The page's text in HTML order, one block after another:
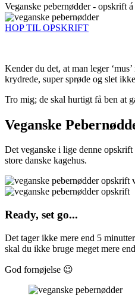
Veganske pebernødder - opskrift
HOP TIL OPSKRIFT
Kender du det, at man leger
krydrede, super sprøde og slet
Tro mig; de skal hurtigt få ben at
Veganske
Det veganske i lige denne opskrift
store danske kagehus.
Ready, set go...
Det tager ikke mere end 5
skal du ikke bruge meget mere
God fornøjelse 😉